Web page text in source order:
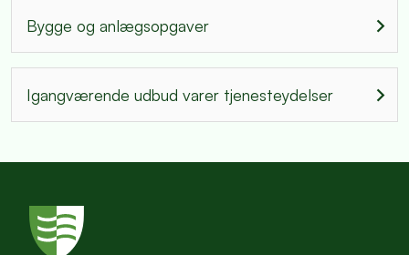
Bygge og anlægsopgaver
Igangværende udbud varer tjenesteydelser